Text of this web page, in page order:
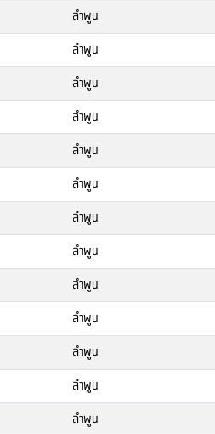
ลำพูน
ลำพูน
ลำพูน
ลำพูน
ลำพูน
ลำพูน
ลำพูน
ลำพูน
ลำพูน
ลำพูน
ลำพูน
ลำพูน
ลำพูน